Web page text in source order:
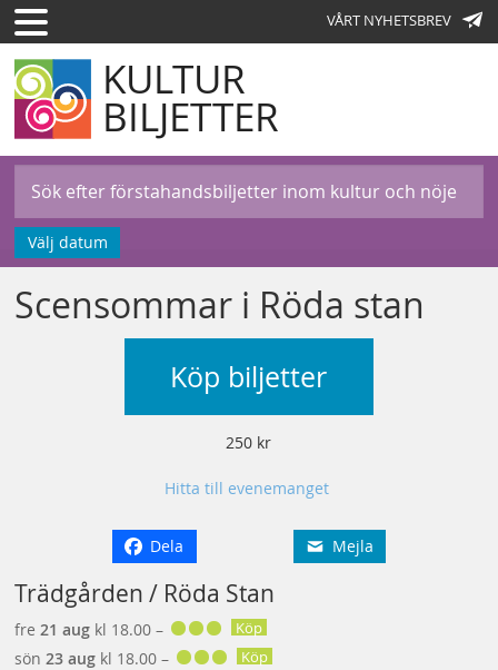
VÅRT NYHETSBREV
KULTUR
BILJETTER
Välj datum
Scensommar i Röda stan
Köp biljetter
250 kr
Hitta till evenemanget
Dela Mejla
Trädgården / Röda Stan
fre 21 augkl 18.00 – Köp
sön 23 augkl 18.00 – Köp